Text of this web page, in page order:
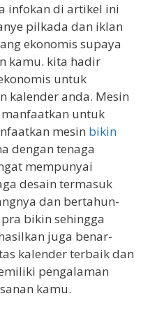
infokan di artikel ini
pilkada dan iklan
ekonomis supaya
kamu. kita hadir
untuk
kalender anda. Mesin
untuk
mesin bikin
dengan tenaga
mempunyai
desain termasuk
dan bertahun-
bikin sehingga
juga benar-
kalender terbaik dan
pengalaman
kamu.